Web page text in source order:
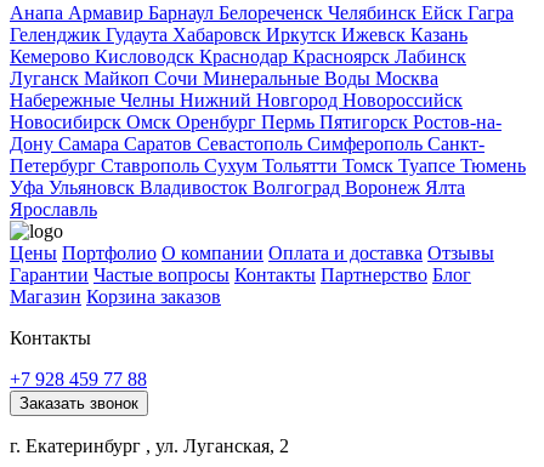
Анапа Армавир Барнаул Белореченск Челябинск Ейск Гагра
Геленджик Гудаута Хабаровск Иркутск Ижевск Казань
Кемерово Кисловодск Краснодар Красноярск Лабинск
Луганск Майкоп Сочи Минеральные Воды Москва
Набережные Челны Нижний Новгород Новороссийск
Новосибирск Омск Оренбург Пермь Пятигорск Ростов-на-
Дону Самара Саратов Севастополь Симферополь Санкт-
Петербург Ставрополь Сухум Тольятти Томск Туапсе Тюмень
Уфа Ульяновск Владивосток Волгоград Воронеж Ялта
Ярославль
Цены Портфолио О компании Оплата и доставка Отзывы
Гарантии Частые вопросы Контакты Партнерство Блог
Магазин Корзина заказов
Контакты
+7 928 459 77 88
Заказать звонок
г. Екатеринбург , ул. Луганская, 2